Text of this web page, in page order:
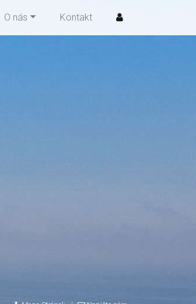
O nás Kontakt